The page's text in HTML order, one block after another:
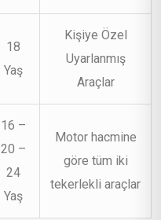
18
Yaş
Kişiye Özel
Uyarlanmış
Araçlar
16 –
20 –
24
Yaş
Motor hacmine
göre tüm iki
tekerlekli araçlar